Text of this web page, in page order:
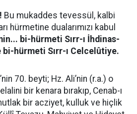
Bu mukaddes tevessül, kalbi
hürmetine dualarımızı kabul
bi-hürmeti Sırr-ı İhdinas-
bi-hürmeti Sırr-ı Celcelûtiye.
70. beyti; Hz. Ali’nin (r.a.) o
bir kenara bırakıp, Cenab-ı
bir acziyet, kulluk ve hiçlik